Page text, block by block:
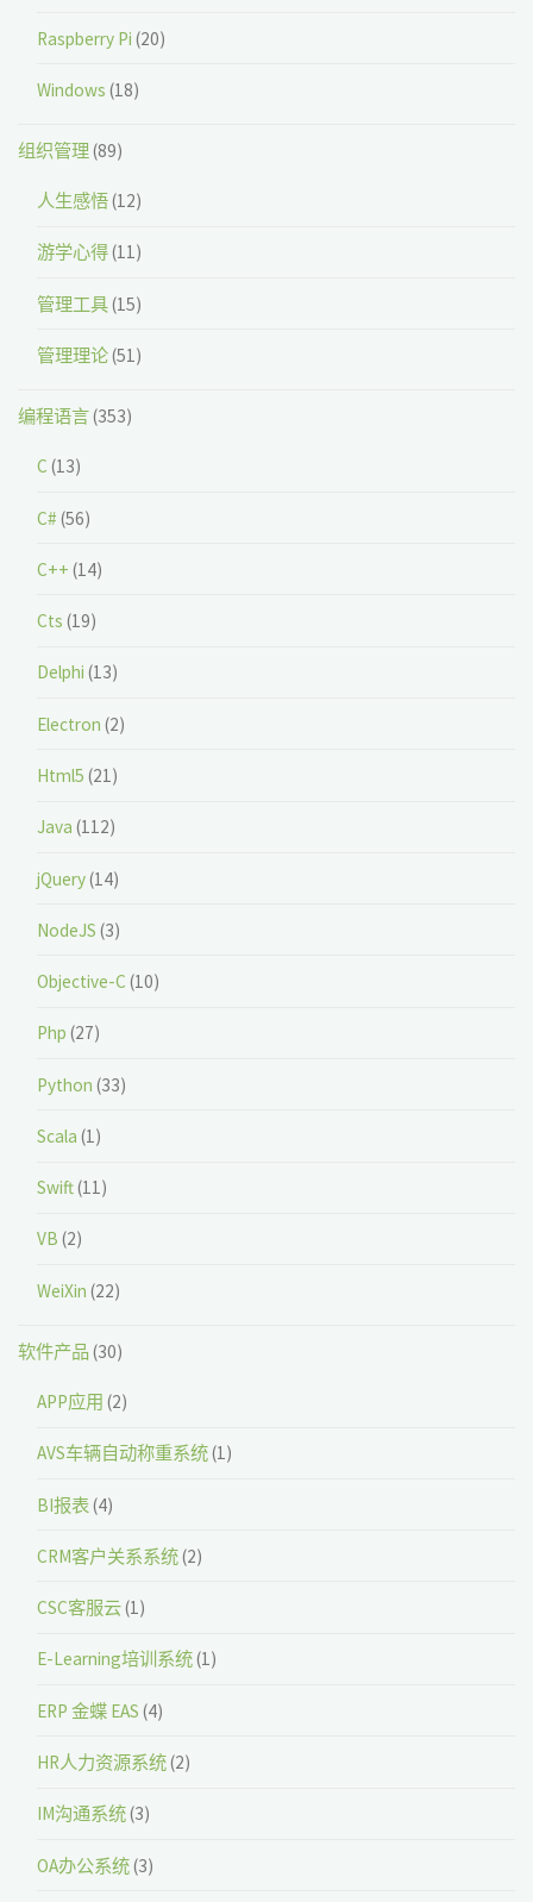
Raspberry Pi (20)
Windows (18)
组织管理(89)
人生感悟(12)
游学心得(11)
管理工具(15)
管理理论(51)
编程语言(353)
C (13)
C# (56)
C++ (14)
Cts (19)
Delphi (13)
Electron (2)
Html5 (21)
Java (112)
jQuery(14)
NodeJS (3)
Objective-C (10)
Php (27)
Python (33)
Scala (1)
Swift(11)
VB (2)
WeiXin (22)
软件产品(30)
APP应用 (2)
AVS车辆自动称重系统(1)
BI报表(4)
CRM客户关系系统(2)
CSC客服云(1)
E-Learning培训系统(1)
ERP 金蝶 EAS (4)
HR人力资源系统(2)
IM沟通系统(3)
OA办公系统(3)